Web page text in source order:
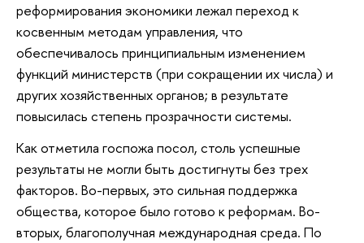
реформирования экономики лежал переход к
косвенным методам управления, что
обеспечивалось принципиальным изменением
функций министерств (при сокращении их числа) и
других хозяйственных органов; в результате
повысилась степень прозрачности системы.
Как отметила госпожа посол, столь успешные
результаты не могли быть достигнуты без трех
факторов. Во-первых, это сильная поддержка
общества, которое было готово к реформам. Во-
вторых, благополучная международная среда. По